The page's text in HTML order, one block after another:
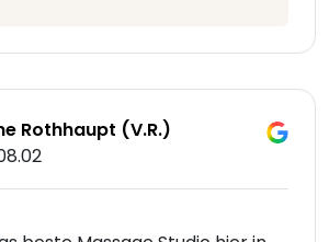
Rothhaupt (V.R.)